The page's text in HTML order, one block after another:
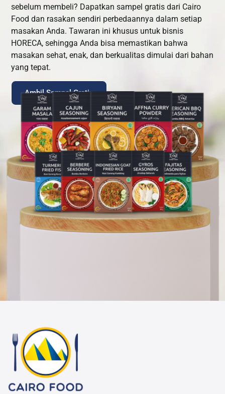
sebelum membeli? Dapatkan sampel gratis dari Cairo
Food dan rasakan sendiri perbedaannya dalam setiap
masakan Anda. Tawaran ini khusus untuk bisnis
HORECA, sehingga Anda bisa memastikan bahwa
masakan sehat, enak, dan berkualitas dimulai dari bahan
yang tepat.
Ambil Sampel Gratis